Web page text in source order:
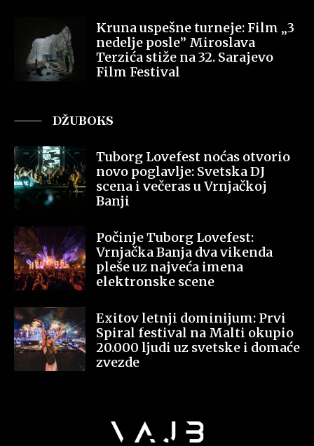
Kruna uspešne turneje: Film „3
nedelje posle” Miroslava
Terzića stiže na 32. Sarajevo
Film Festival
DŽUBOKS
Tuborg Lovefest noćas otvorio
novo poglavlje: Svetska DJ
scena i večeras u Vrnjačkoj
Banji
Počinje Tuborg Lovefest:
Vrnjačka Banja dva vikenda
pleše uz najveća imena
elektronske scene
Exitov letnji dominijum: Prvi
Spiral festival na Malti okupio
20.000 ljudi uz svetske i domaće
zvezde